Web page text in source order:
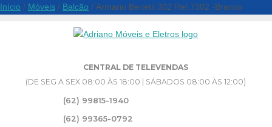
CENTRAL DE TELEVENDAS
(DE SEG A SEX 08:00 ÀS 18:00 | SÁBADOS 08:00 ÀS 12:00)
(62) 99815-1940
(62) 99365-0792
Início / Móveis / Balcão / Armario Benetil 302 Ref.7302 -Branco